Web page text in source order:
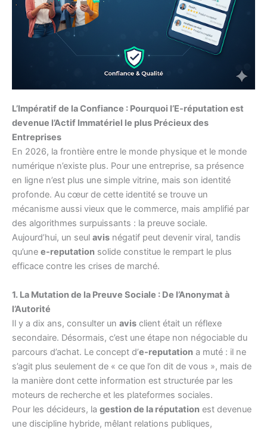
L’Impératif de la Confiance : Pourquoi l’E-réputation est
devenue l’Actif Immatériel le plus Précieux des
Entreprises
En 2026, la frontière entre le monde physique et le monde
numérique n’existe plus. Pour une entreprise, sa présence
en ligne n’est plus une simple vitrine, mais son identité
profonde. Au cœur de cette identité se trouve un
mécanisme aussi vieux que le commerce, mais amplifié par
des algorithmes surpuissants : la preuve sociale.
Aujourd’hui, un seul avis négatif peut devenir viral, tandis
qu’une e-reputation solide constitue le rempart le plus
efficace contre les crises de marché.
1. La Mutation de la Preuve Sociale : De l’Anonymat à
l’Autorité
Il y a dix ans, consulter un avis client était un réflexe
secondaire. Désormais, c’est une étape non négociable du
parcours d’achat. Le concept d’e-reputation a muté : il ne
s’agit plus seulement de « ce que l’on dit de vous », mais de
la manière dont cette information est structurée par les
moteurs de recherche et les plateformes sociales.
Pour les décideurs, la gestion de la réputation est devenue
une discipline hybride, mêlant relations publiques,